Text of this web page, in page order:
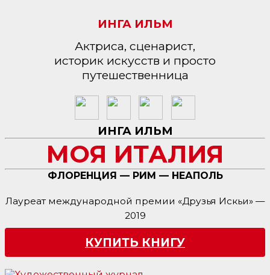
ИНГА ИЛЬМ
Актриса, сценарист,
историк искусств и просто
путешественница
ИНГА ИЛЬМ
МОЯ ИТАЛИЯ
ФЛОРЕНЦИЯ — РИМ — НЕАПОЛЬ
Лауреат международной премии «Друзья Искьи» —
2019
КУПИТЬ КНИГУ